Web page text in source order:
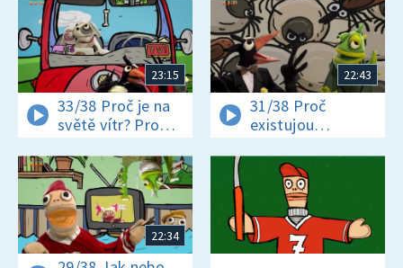
23:15
33/38 Proč je na
světě vítr? Proč
jsou někteří hadi
jedovatí?
22:43
31/38 Proč
existujou
klíšťata? Jak se
vyrábí čokoláda?
22:34